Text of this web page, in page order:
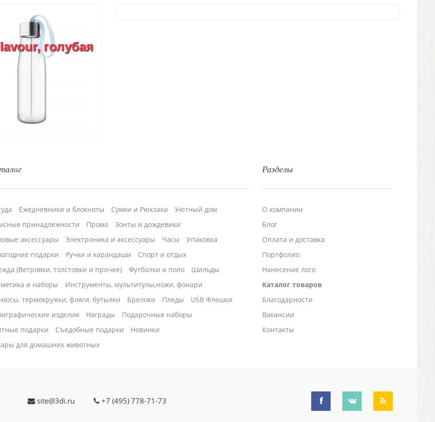
голубая
Разделы
О компании
Блог
Оплата и доставка
Портфолио
Нанесение лого
Каталог товаров
Благодарности
Вакансии
Контакты
Ежедневники и блокноты Сумки и Рюкзаки
Уютный дом
принадлежности
Промо
Зонты и дождевики
аксессуары
Электроника и аксессуары Часы
Упаковка
подарки
Ручки и карандаши
Спорт и отдых
(Ветровки, толстовки и прочее)
Футболки и поло
Шильды
и наборы
Инструменты, мультитулы,ножи, фонари
термокружки, фляги, бутылки
Брелоки Пледы
USB Флешки
изделия
Награды
Подарочные наборы
подарки
Cъедобные подарки
Новинки
для домашних животных
site@3di.ru +7 (495) 778-71-73